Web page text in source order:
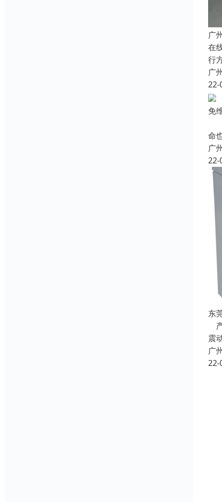
广
在
行
广
22-
免
命
广
22-
东
震
广
22-